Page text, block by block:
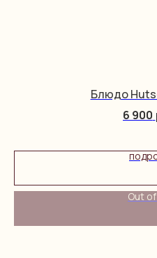
Блюдо
6 900
Out